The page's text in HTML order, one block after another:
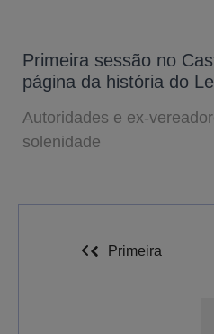
Primeira sessão no
página da história do
Autoridades e ex-
solenidade
Primeira